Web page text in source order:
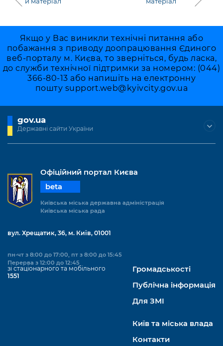
Якщо у Вас виникли технічні питання або
побажання з приводу доопрацювання Єдиного
веб-порталу м. Києва, то зверніться, будь ласка,
до служби технічної підтримки за номером: (044)
366-80-13 або напишіть на електронну
пошту support.web@kyivcity.gov.ua
gov.ua
Державні сайти України
Офіційний портал Києва
beta
Київська міська державна адміністрація
Київська міська рада
вул. Хрещатик, 36, м. Київ, 01001
пн-чт з 8:00 до 17:00, пт з 8:00 до 15:45
Перерва з 12:00 до 12:45
зі стаціонарного та мобільного
1551
Громадськості
Публічна інформація
Для ЗМІ
Київ та міська влада
Контакти